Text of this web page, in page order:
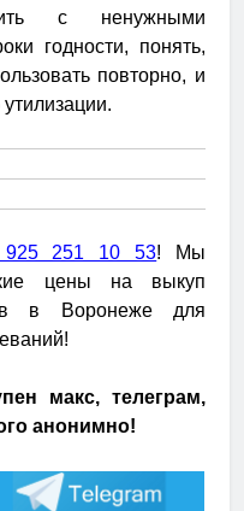
с ненужными
годности, понять,
повторно, и
925 251 10 53! Мы
цены на выкуп
в Воронеже для
макс, телеграм,
анонимно!